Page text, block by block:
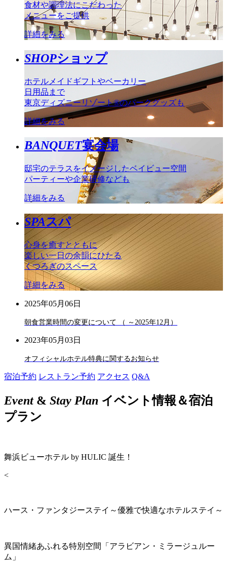
食材や調理法にこだわった
メニューをご提供
詳細をみる
SHOPショップ
ホテルメイドギフトやベーカリー
日用品まで
東京ディズニーリゾート®のパークグッズも
詳細をみる
BANQUET宴会場
邸宅のテラスをイメージしたベイビュー空間
パーティーや企業研修なども
詳細をみる
SPAスパ
心身を癒すとともに
楽しい一日の余韻にひたる
くつろぎのスペース
詳細をみる
2025年05月06日
朝食営業時間の変更について （ ～2025年12月）
2023年05月03日
オフィシャルホテル特典に関するお知らせ
宿泊予約 レストラン予約 アクセス Q&A
Event& Stay Plan イベント情報＆宿泊
プラン
舞浜ビューホテル by HULIC 誕生！
<
ハース・ファンタジーステイ～優雅で快適なホテルステイ～
異国情緒あふれる特別空間「アラビアン・ミラージュルー
ム」